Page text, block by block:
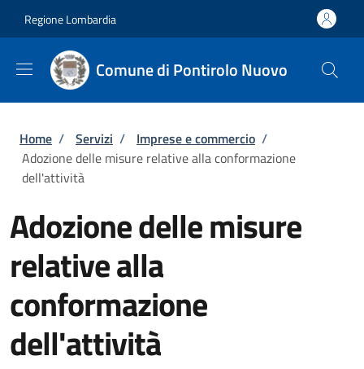
Regione Lombardia
Comune di Pontirolo Nuovo
Briciole di pane
Home / Servizi / Imprese e commercio /
Adozione delle misure relative alla conformazione
dell'attività
Adozione delle misure
relative alla
conformazione
dell'attività